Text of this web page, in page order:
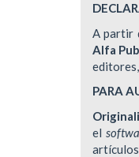
A partir
Alfa
PARA
el
artículos